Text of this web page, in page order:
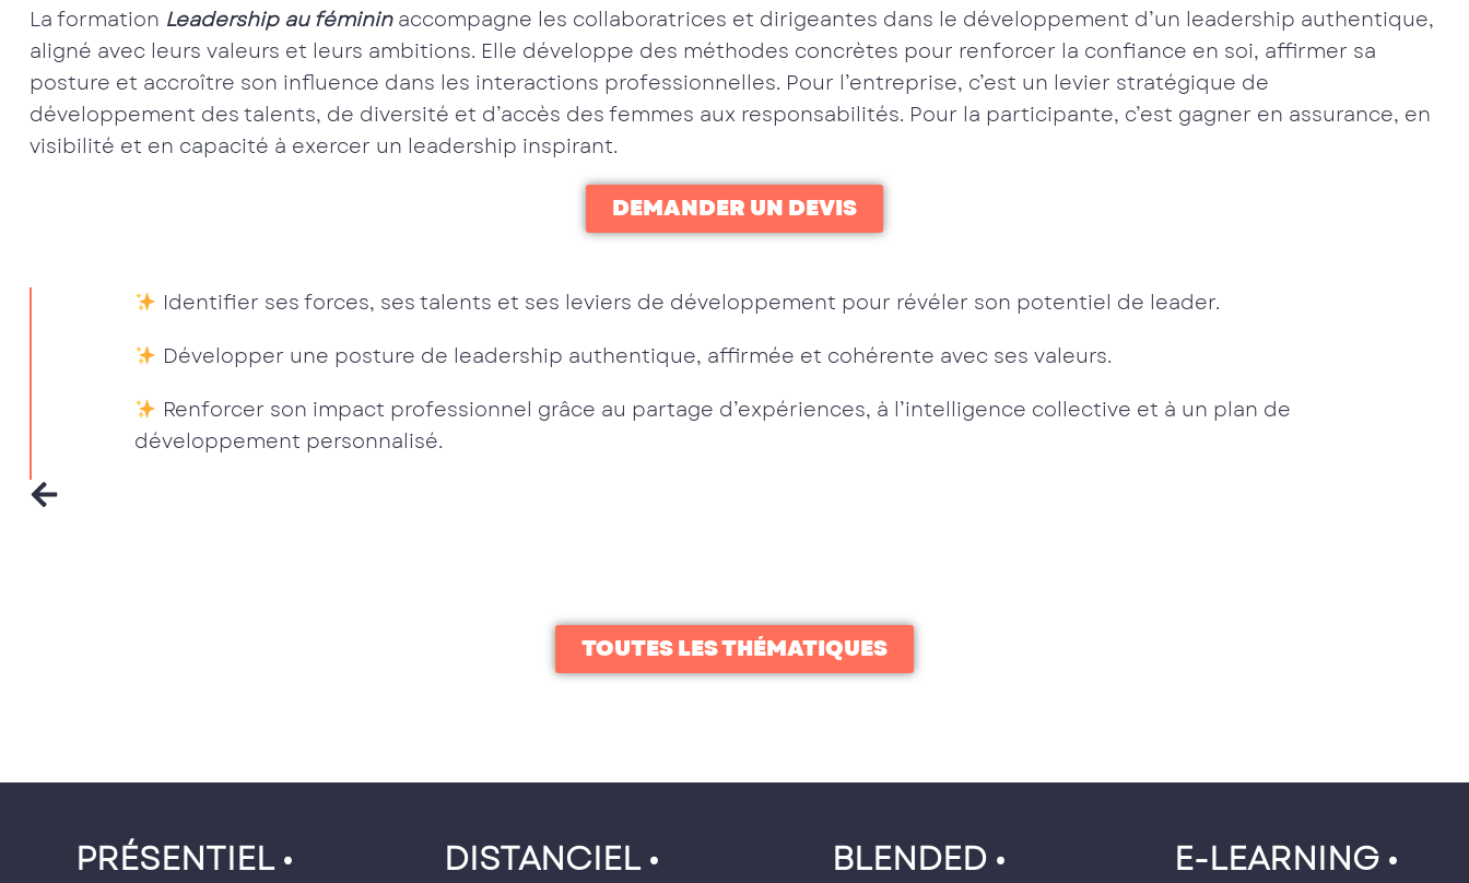
La formation Leadership au féminin accompagne les collaboratrices et dirigeantes dans le développement d’un leadership authentique,
aligné avec leurs valeurs et leurs ambitions. Elle développe des méthodes concrètes pour renforcer la confiance en soi, affirmer sa
posture et accroître son influence dans les interactions professionnelles. Pour l’entreprise, c’est un levier stratégique de
développement des talents, de diversité et d’accès des femmes aux responsabilités. Pour la participante, c’est gagner en assurance, en
visibilité et en capacité à exercer un leadership inspirant.
DEMANDER UN DEVIS
Identifier ses forces, ses talents et ses leviers de développement pour révéler son potentiel de leader.
Développer une posture de leadership authentique, affirmée et cohérente avec ses valeurs.
Renforcer son impact professionnel grâce au partage d’expériences, à l’intelligence collective et à un plan de
développement personnalisé.
TOUTES LES THÉMATIQUES
PRÉSENTIEL • DISTANCIEL • BLENDED • E-LEARNING •